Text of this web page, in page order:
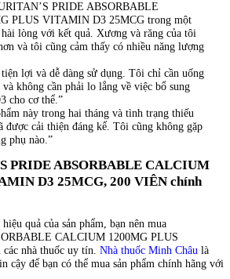
PRIDE ABSORBABLE
PLUS VITAMIN D3 25MCG trong một
lòng với kết quả. Xương và răng của tôi
và tôi cũng cảm thấy có nhiều năng lượng
tiện lợi và dễ dàng sử dụng. Tôi chỉ cần uống
không cần phải lo lắng về việc bổ sung
cho cơ thể.”
này trong hai tháng và tình trạng thiếu
được cải thiện đáng kể. Tôi cũng không gặp
phụ nào.”
PRIDE ABSORBABLE CALCIUM
D3 25MCG, 200 VIÊN chính
quả của sản phẩm, bạn nên mua
CALCIUM 1200MG PLUS
nhà thuốc uy tín. Nhà thuốc Minh Châu là
cậy để bạn có thể mua sản phẩm chính hãng với